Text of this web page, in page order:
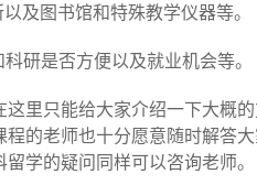
及图书馆和特殊教学仪器等。
研是否方便以及就业机会等。
里只能给大家介绍一下大概
的老师也十分愿意随时解答大
学的疑问同样可以咨询老师。